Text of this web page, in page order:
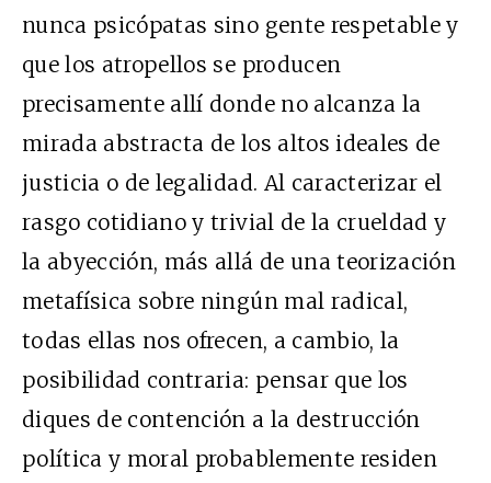
nunca psicópatas sino gente respetable y
que los atropellos se producen
precisamente allí donde no alcanza la
mirada abstracta de los altos ideales de
justicia o de legalidad. Al caracterizar el
rasgo cotidiano y trivial de la crueldad y
la abyección, más allá de una teorización
metafísica sobre ningún mal radical,
todas ellas nos ofrecen, a cambio, la
posibilidad contraria: pensar que los
diques de contención a la destrucción
política y moral probablemente residen